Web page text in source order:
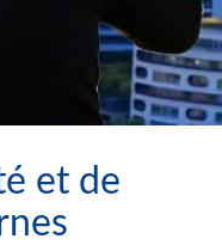
et de